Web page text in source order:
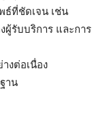
ธ์ที่ชัดเจน เช่น
ผู้รับบริการ และการ
งต่อเนื่อง
าน